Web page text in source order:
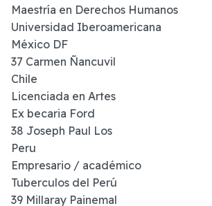
Maestría en Derechos Humanos
Universidad Iberoamericana
México DF
37 Carmen Ñancuvil
Chile
Licenciada en Artes
Ex becaria Ford
38 Joseph Paul Los
Peru
Empresario / académico
Tuberculos del Perú
39 Millaray Painemal